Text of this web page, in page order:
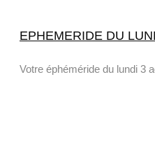
EPHEMERIDE DU
Votre éphéméride du lundi 3